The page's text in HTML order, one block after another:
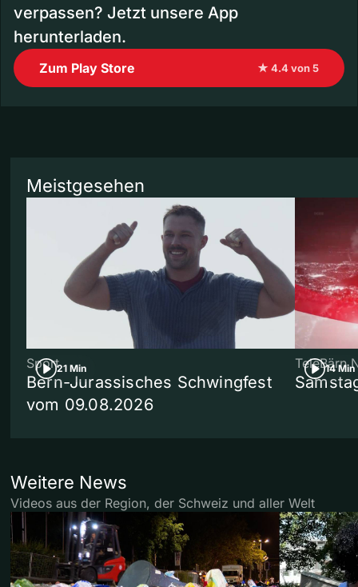
verpassen? Jetzt unsere App
herunterladen.
Zum Play Store ★ 4.4 von 5
Meistgesehen
21 Min
Sport
Bern-Jurassisches Schwingfest
vom 09.08.2026
14 Min
TeleBärn
Weitere News
Videos aus der Region, der Schweiz und aller Welt